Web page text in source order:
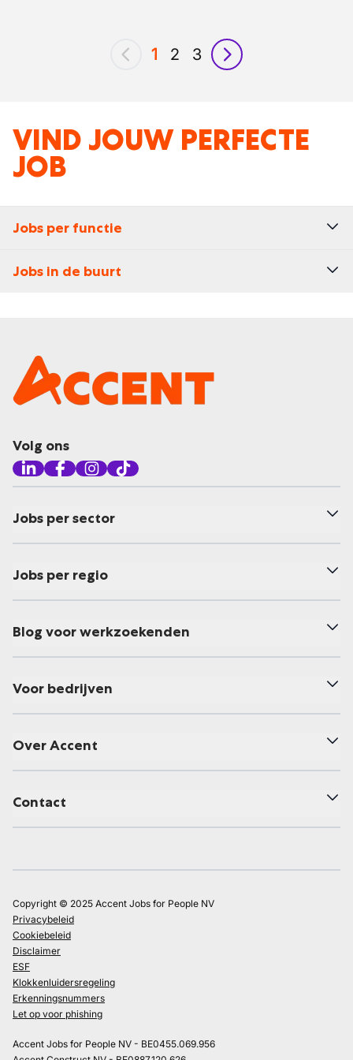
vorig
1 2 3
volgende
VIND JOUW PERFECTE
JOB
Jobs per functie
Jobs in de buurt
Volg ons
Jobs per sector
Jobs per regio
Blog voor werkzoekenden
Voor bedrijven
Over Accent
Contact
Copyright © 2025 Accent Jobs for People NV
Privacybeleid
Cookiebeleid
Disclaimer
ESF
Klokkenluidersregeling
Erkenningsnummers
Let op voor phishing
Accent Jobs for People NV - BE0455.069.956